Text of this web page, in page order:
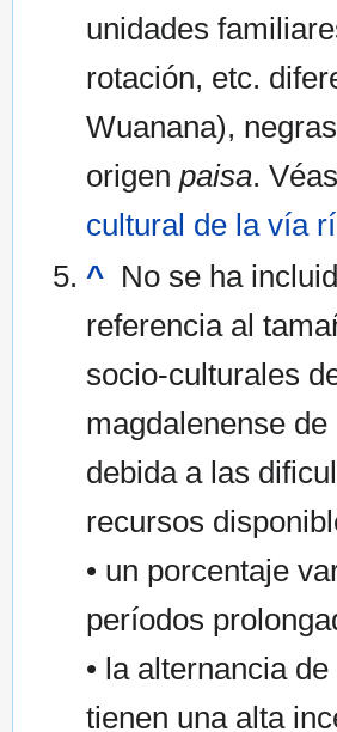
unidades
rotación, etc.
Wuanana),
origenpaisa.
cultural de la vía
^ No se ha
referencia al
socio-culturales
magdalenense
debida a las
recursos
• un porcentaje
períodos
• la alternancia
tienen una alta